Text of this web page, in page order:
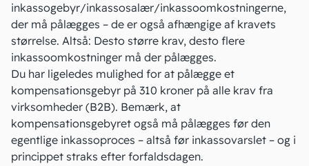
inkassogebyr/inkassosalær/inkassoomkostningerne,
der må pålægges – de er også afhængige af kravets
størrelse. Altså: Desto større krav, desto flere
inkassoomkostninger må der pålægges.
Du har ligeledes mulighed for at pålægge et
kompensationsgebyr på 310 kroner på alle krav fra
virksomheder (B2B). Bemærk, at
kompensationsgebyret også må pålægges før den
egentlige inkassoproces – altså før inkassovarslet – og i
princippet straks efter forfaldsdagen.